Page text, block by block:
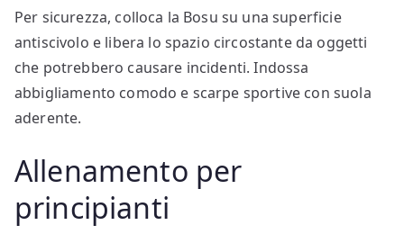
Per sicurezza, colloca la Bosu su una superficie
antiscivolo e libera lo spazio circostante da oggetti
che potrebbero causare incidenti. Indossa
abbigliamento comodo e scarpe sportive con suola
aderente.
Allenamento per
principianti